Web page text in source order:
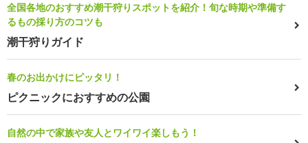
全国各地のおすすめ潮干狩りスポットを紹介！旬な時期や準備す
るもの採り方のコツも
潮干狩りガイド
春のお出かけにピッタリ！
ピクニックにおすすめの公園
自然の中で家族や友人とワイワイ楽しもう！